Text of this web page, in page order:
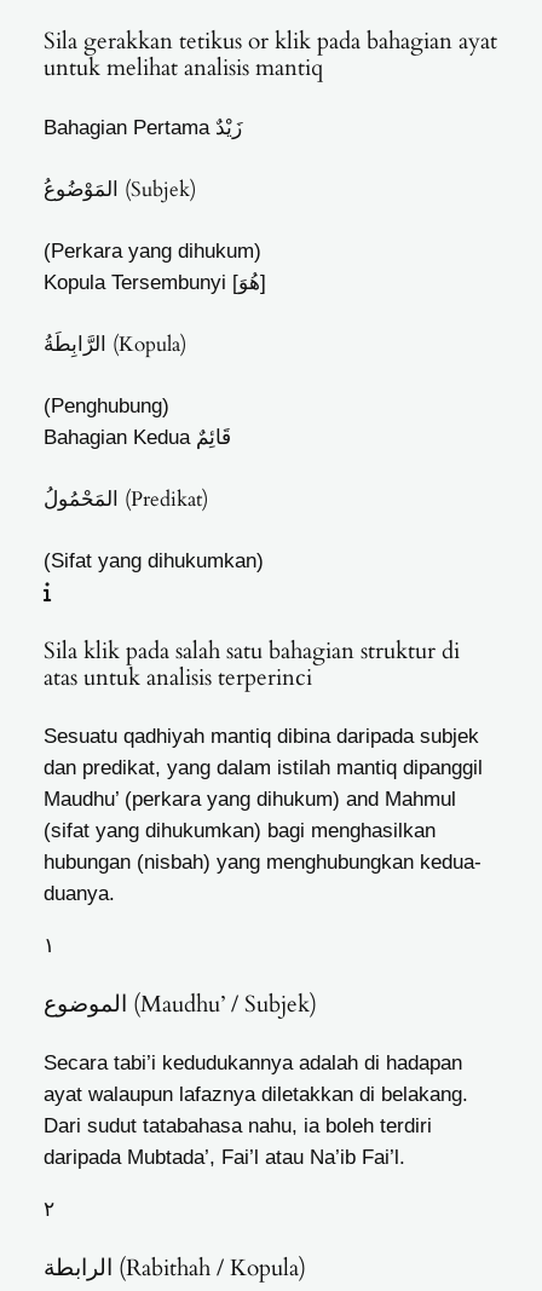
Sila gerakkan tetikus or klik pada bahagian ayat
untuk melihat analisis mantiq
Bahagian Pertama زَيْدٌ
المَوْضُوعُ (Subjek)
(Perkara yang dihukum)
Kopula Tersembunyi
[هُوَ]
الرَّابِطَةُ (Kopula)
(Penghubung)
Bahagian Kedua قَائِمٌ
المَحْمُولُ (Predikat)
(Sifat yang dihukumkan)
Sila klik pada salah satu bahagian struktur di
atas untuk analisis terperinci
Sesuatu qadhiyah mantiq dibina daripada subjek
dan predikat, yang dalam istilah mantiq dipanggil
Maudhu’ (perkara yang dihukum) and Mahmul
(sifat yang dihukumkan) bagi menghasilkan
hubungan (nisbah) yang menghubungkan kedua-
duanya.
١
الموضوع (Maudhu’ / Subjek)
Secara tabi’i kedudukannya adalah di hadapan
ayat walaupun lafaznya diletakkan di belakang.
Dari sudut tatabahasa nahu, ia boleh terdiri
daripada Mubtada’, Fai’l atau Na’ib Fai’l.
٢
الرابطة (Rabithah / Kopula)